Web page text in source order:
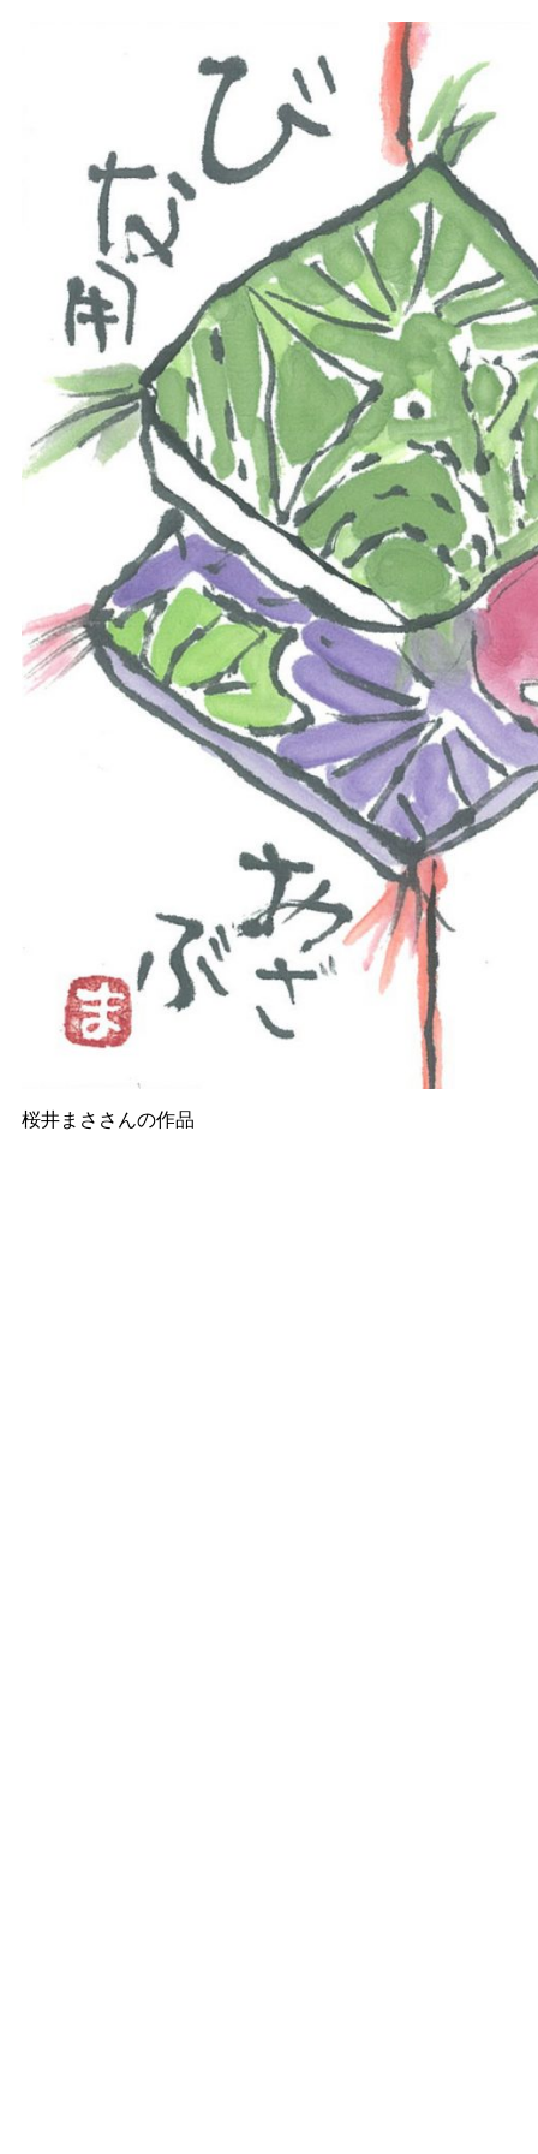
桜井まささんの作品